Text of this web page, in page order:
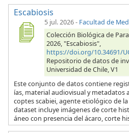
Escabiosis
5 jul. 2026- Facultad de
Colección Biológica de
2026, "Escabiosis",
https://doi.org/10.34691/
Repositorio de datos de
Universidad de Chile, V1
Este conjunto de datos contiene
ías, material audiovisual y metadatos
coptes scabiei, agente etiológico de la
dataset incluye imágenes de corte
áneo con presencia del ácaro, corte